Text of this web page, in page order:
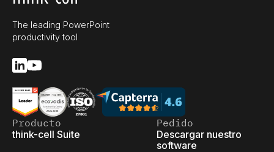
The leading PowerPoint
productivity tool
Producto
think-cell Suite
Pedido
Descargar nuestro
software